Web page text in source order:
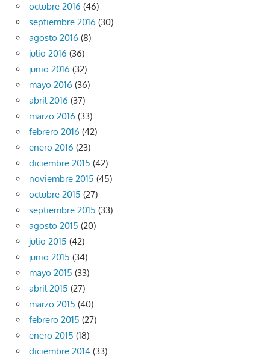
octubre 2016 (46)
septiembre 2016 (30)
agosto 2016 (8)
julio 2016 (36)
junio 2016 (32)
mayo 2016 (36)
abril 2016 (37)
marzo 2016 (33)
febrero 2016 (42)
enero 2016 (23)
diciembre 2015 (42)
noviembre 2015 (45)
octubre 2015 (27)
septiembre 2015 (33)
agosto 2015 (20)
julio 2015 (42)
junio 2015 (34)
mayo 2015 (33)
abril 2015 (27)
marzo 2015 (40)
febrero 2015 (27)
enero 2015 (18)
diciembre 2014 (33)